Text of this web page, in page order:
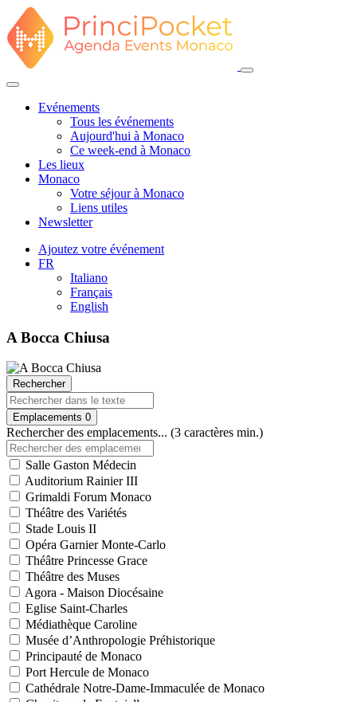
Evénements
Tous les événements
Aujourd'hui à Monaco
Ce week-end à Monaco
Les lieux
Monaco
Votre séjour à Monaco
Liens utiles
Newsletter
Ajoutez votre événement
FR
Italiano
Français
English
A Bocca Chiusa
Rechercher
Emplacements 0
Rechercher des emplacements... (3 caractères min.)
Salle Gaston Médecin
Auditorium Rainier III
Grimaldi Forum Monaco
Théâtre des Variétés
Stade Louis II
Opéra Garnier Monte-Carlo
Théâtre Princesse Grace
Théâtre des Muses
Agora - Maison Diocésaine
Eglise Saint-Charles
Médiathèque Caroline
Musée d’Anthropologie Préhistorique
Principauté de Monaco
Port Hercule de Monaco
Cathédrale Notre-Dame-Immaculée de Monaco